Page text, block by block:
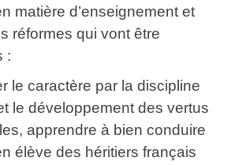
matière d’enseignement et
réformes qui vont être
:
caractère par la discipline
le développement des vertus
apprendre à bien conduire
élève des héritiers français